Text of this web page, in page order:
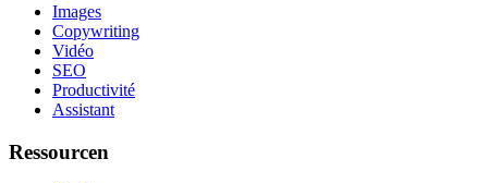
Images
Copywriting
Vidéo
SEO
Productivité
Assistant
Ressourcen